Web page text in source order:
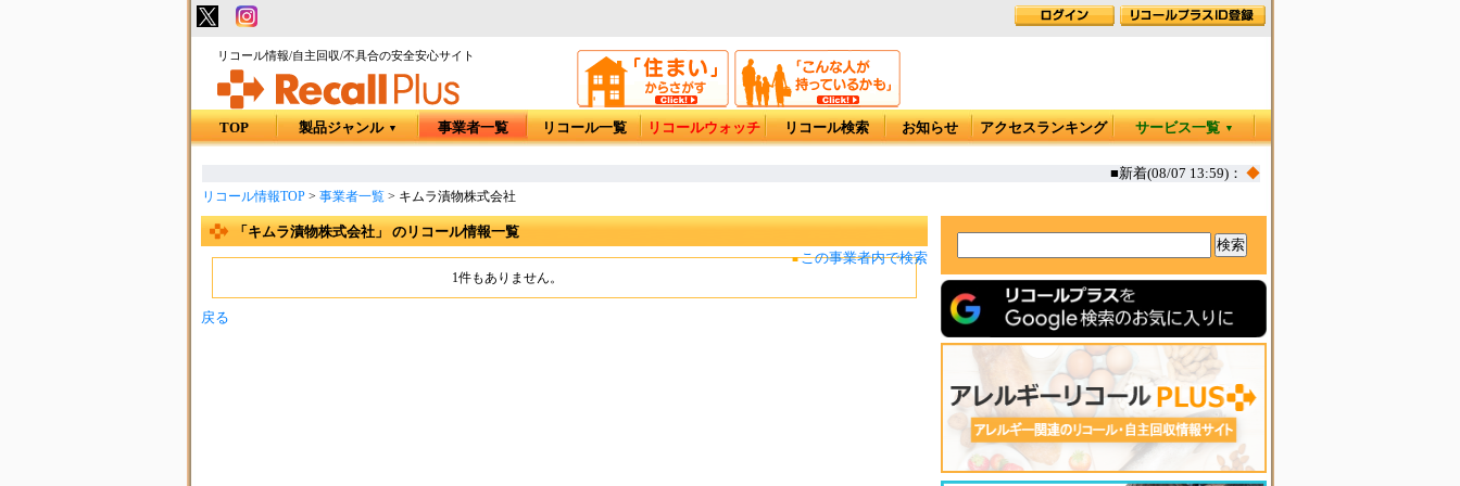
リコール情報/自主回収/不具合の安全安心サイト
TOP 製品ジャンル ▼ 事業者一覧 リコール一覧 リコールウォッチ リコール検索 お知らせ アクセスランキング サービス一覧 ▼
■新着(08/07 13:59)：◆カヤック オタリア360T 一部生
リコール情報TOP> 事業者一覧> キムラ漬物株式会社
「キムラ漬物株式会社」 のリコール情報一覧
■この事業者内で検索
1件もありません。
戻る